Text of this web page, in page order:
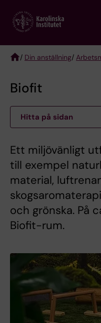
main
/ Din anställning/
Biofit
Hitta på sidan
Ett miljövänligt
till exempel
material,
och grönska. På
Biofit-rum.